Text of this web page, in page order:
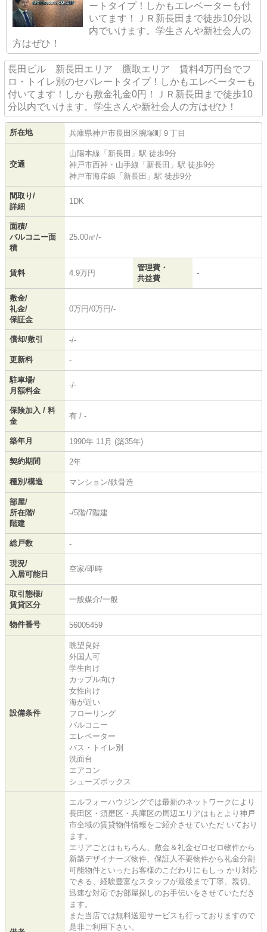
ートタイプ！しかもエレベーターも付
いてます！ＪＲ新長田まで徒歩10分以
内でいけます。学生さんや新社会人の
方はぜひ！
長田ビル 新長田エリア 鷹取エリア 賃料4万円台でフ
ロ・トイレ別のセパレートタイプ！しかもエレベーターも
付いてます！しかも敷金礼金0円！ＪＲ新長田まで徒歩10
分以内でいけます。学生さんや新社会人の方はぜひ！
所在地 兵庫県神戸市長田区腕塚町 ９丁目
交通
山陽本線 「 新長田 」駅 徒歩9分
神戸市西神・山手線 「 新長田 」駅 徒歩9分
神戸市海岸線 「 新長田 」駅 徒歩9分
間取り/
詳細
1DK
面積/
バルコニー面
積
25.00㎡/-
賃料 4.9万円
管理費・
共益費
-
敷金/
礼金/
保証金
0万円/0万円/-
償却/敷引 -/-
更新料 -
駐車場/
月額料金
-/-
保険加入 / 料
金
有 / -
築年月 1990年 11月 (築35年)
契約期間 2年
種別/構造 マンション/鉄骨造
部屋/
所在階/
階建
-/5階/7階建
総戸数 -
現況/
入居可能日
空家/即時
取引態様/
賃貸区分
一般媒介/一般
物件番号 56005459
設備条件
眺望良好
外国人可
学生向け
カップル向け
女性向け
海が近い
フローリング
バルコニー
エレベーター
バス・トイレ別
洗面台
エアコン
シューズボックス
エルフォーハウジングでは最新のネットワークにより
長田区・須磨区・兵庫区の周辺エリアはもとより神戸
市全域の賃貸物件情報をご紹介させていただ いており
ます。
エリアごとはもちろん、敷金＆礼金ゼロゼロ物件から
新築デザイナーズ物件、保証人不要物件から礼金分割
可能物件といったお客様のこだわりにもしっ かり対応
できる、経験豊富なスタッフが最後まで丁寧、親切、
迅速な対応でお部屋探しのお手伝いをさせていただき
ます。
また当店では無料送迎サービスも行っておりますので
是非ご利用下さい。